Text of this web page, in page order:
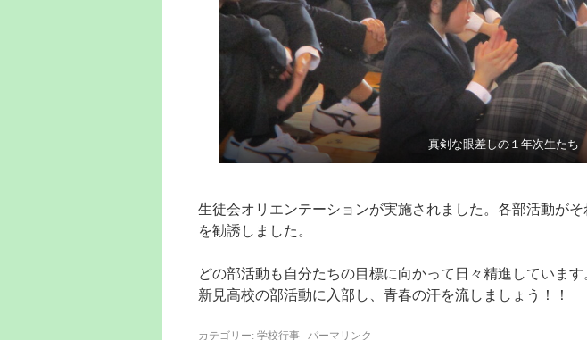
真剣な眼差しの１年次生たち
生徒会オリエンテーションが実施されました。各部活動が
を勧誘しました。
どの部活動も自分たちの目標に向かって日々精進していま
新見高校の部活動に入部し、青春の汗を流しましょう！！
カテゴリー: 学校行事 パーマリンク